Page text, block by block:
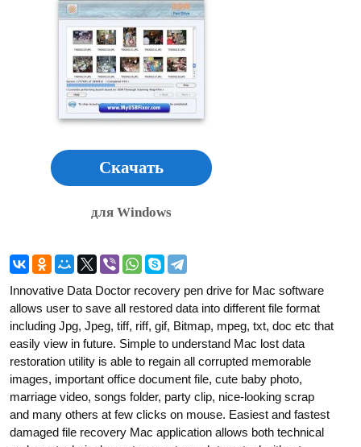
Скачать
для Windows
Innovative Data Doctor recovery pen drive for Mac software
allows user to save all restored data into different file format
including Jpg, Jpeg, tiff, riff, gif, Bitmap, mpeg, txt, doc etc that
easily view in future. Simple to understand Mac lost data
restoration utility is able to regain all corrupted memorable
images, important office document file, cute baby photo,
marriage video, songs folder, party clip, nice-looking scrap
and many others at few clicks on mouse. Easiest and fastest
damaged file recovery Mac application allows both technical